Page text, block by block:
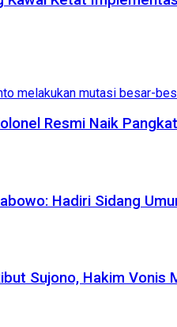
Resmi Naik
Hadiri Sidang
Sujono, Hakim